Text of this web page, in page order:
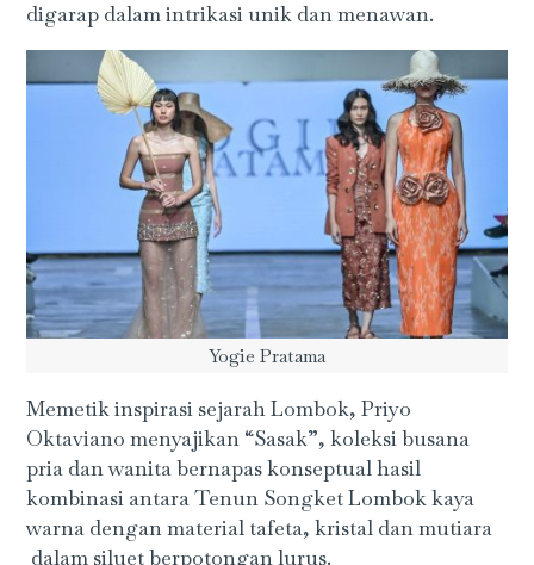
digarap dalam intrikasi unik dan menawan.
Yogie Pratama
Memetik inspirasi sejarah Lombok, Priyo
Oktaviano menyajikan “Sasak”, koleksi busana
pria dan wanita bernapas konseptual hasil
kombinasi antara Tenun Songket Lombok kaya
warna dengan material tafeta, kristal dan mutiara
dalam siluet berpotongan lurus.